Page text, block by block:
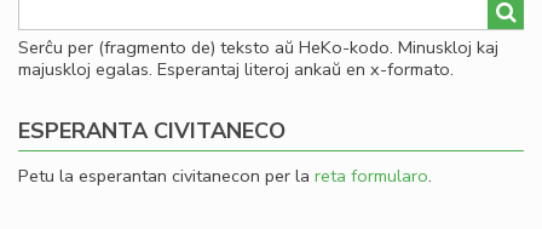
Serĉu per (fragmento de) teksto aŭ HeKo-kodo. Minuskloj kaj
majuskloj egalas. Esperantaj literoj ankaŭ en x-formato.
ESPERANTA CIVITANECO
Petu la esperantan civitanecon per la reta formularo.